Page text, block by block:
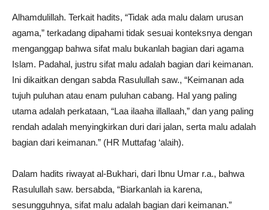
Alhamdulillah. Terkait hadits, “Tidak ada malu dalam urusan
agama,” terkadang dipahami tidak sesuai konteksnya dengan
menganggap bahwa sifat malu bukanlah bagian dari agama
Islam. Padahal, justru sifat malu adalah bagian dari keimanan.
Ini dikaitkan dengan sabda Rasulullah saw., “Keimanan ada
tujuh puluhan atau enam puluhan cabang. Hal yang paling
utama adalah perkataan, “Laa ilaaha illallaah,” dan yang paling
rendah adalah menyingkirkan duri dari jalan, serta malu adalah
bagian dari keimanan.” (HR Muttafag ‘alaih).
Dalam hadits riwayat al-Bukhari, dari Ibnu Umar r.a., bahwa
Rasulullah saw. bersabda, “Biarkanlah ia karena,
sesungguhnya, sifat malu adalah bagian dari keimanan.”